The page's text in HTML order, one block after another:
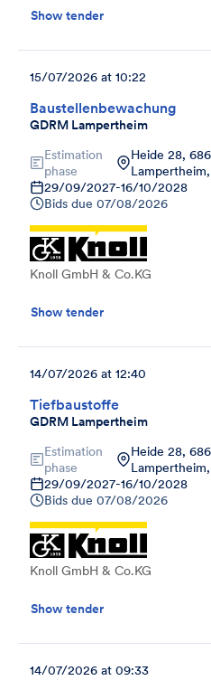
Show tender
Baustellenbewachung
GDRM Lampertheim
15/07/2026 at 10:22
Estimation
phase
Heide 28,
29/09/2027-16/10/2028
Bids due 07/08/2026
Knoll GmbH & Co.KG
Show tender
Tiefbaustoffe
GDRM Lampertheim
14/07/2026 at 12:40
Estimation
phase
Heide 28,
29/09/2027-16/10/2028
Bids due 07/08/2026
Knoll GmbH & Co.KG
Show tender
14/07/2026 at 09:33